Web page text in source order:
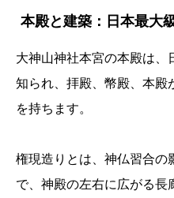
本殿と建築：日本最大
大神山神社本宮の本殿は、
知られ、拝殿、幣殿、本殿
を持ちます。
権現造りとは、神仏習合の
で、神殿の左右に広がる長